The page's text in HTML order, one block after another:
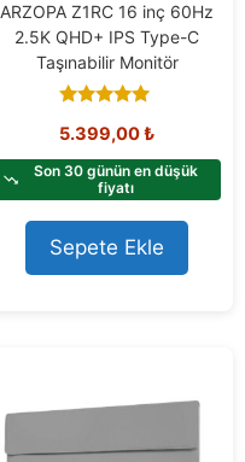
ARZOPA Z1RC 16 inç 60Hz
2.5K QHD+ IPS Type-C
Taşınabilir Monitör
out of 5
5.399,00₺
Son 30 günün en düşük
fiyatı
Sepete Ekle